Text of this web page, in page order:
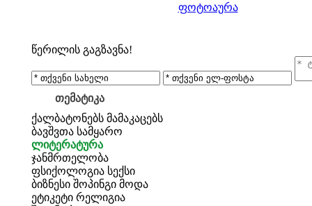
ფოტოაურა
წერილის გაგზავნა!
თემატიკა
ქალბატონებს მამაკაცებს
ბავშვთა სამყარო
ლიტერატურა
ჯანმრთელობა
ფსიქოლოგია სექსი
ბიზნესი შოპინგი მოდა
ეტიკეტი რელიგია